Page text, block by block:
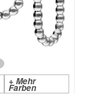
+ Mehr
Farben